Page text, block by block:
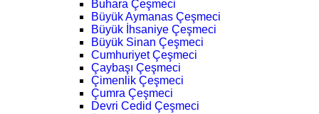
Buhara Çeşmeci
Büyük Aymanas Çeşmeci
Büyük İhsaniye Çeşmeci
Büyük Sinan Çeşmeci
Cumhuriyet Çeşmeci
Çaybaşı Çeşmeci
Çimenlik Çeşmeci
Çumra Çeşmeci
Devri Cedid Çeşmeci